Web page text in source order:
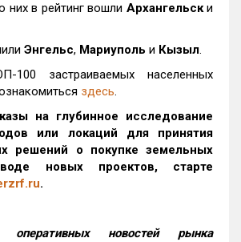
них в рейтинг вошли Архангельски
Энгельс, Мариуполь и Кызыл.
застраиваемых населенных
здесь.
на глубинное исследование
или локаций для принятия
решений о покупке земельных
новых проектов, старте
.
новостей рынка